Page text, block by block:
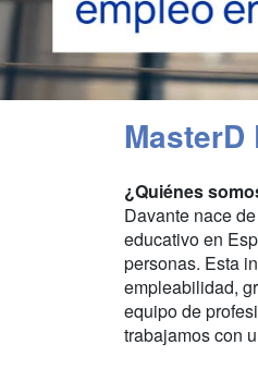
MasterD
¿Quiénes
Davante nace
educativo en
personas. Esta
empleabilidad,
equipo de
trabajamos con